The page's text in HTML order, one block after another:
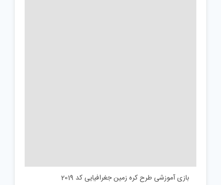
بازی آموزشی طرح کره زمین جغرافیایی کد 2019